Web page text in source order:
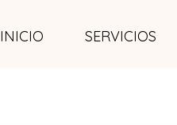
INICIO SERVICIOS